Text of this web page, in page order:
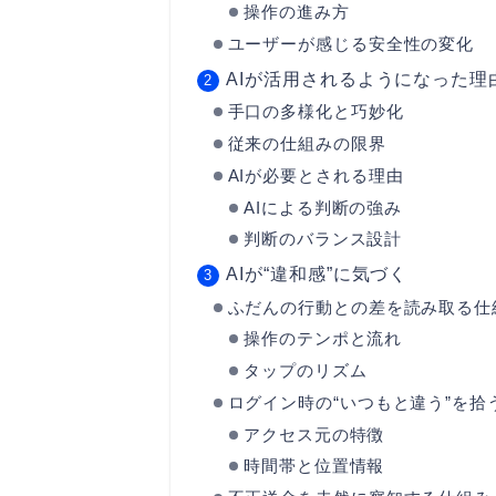
操作の進み方
ユーザーが感じる安全性の変化
AIが活用されるようになった理
手口の多様化と巧妙化
従来の仕組みの限界
AIが必要とされる理由
AIによる判断の強み
判断のバランス設計
AIが“違和感”に気づく
ふだんの行動との差を読み取る仕
操作のテンポと流れ
タップのリズム
ログイン時の“いつもと違う”を拾
アクセス元の特徴
時間帯と位置情報